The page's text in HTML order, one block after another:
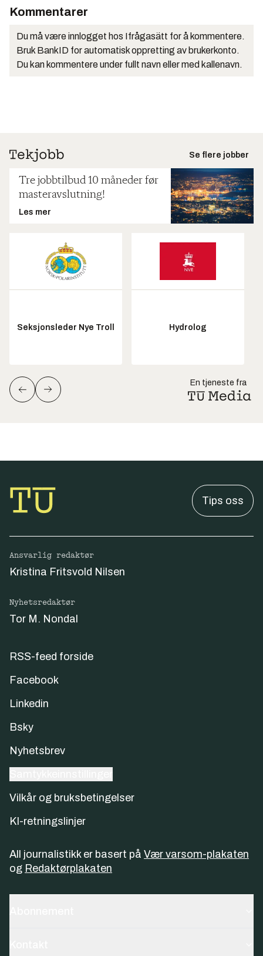
Kommentarer
Du må være innlogget hos Ifrågasätt for å kommentere.
Bruk BankID for automatisk oppretting av brukerkonto.
Du kan kommentere under fullt navn eller med kallenavn.
Se flere jobber
Tre jobbtilbud 10 måneder før
masteravslutning!
Les mer
Seksjonsleder Nye Troll Hydrolog
En tjeneste fra
Tips oss
Ansvarlig redaktør
Kristina Fritsvold Nilsen
Nyhetsredaktør
Tor M. Nondal
RSS-feed forside
Facebook
Linkedin
Bsky
Nyhetsbrev
Vilkår og bruksbetingelser
KI-retningslinjer
All journalistikk er basert på Vær varsom-plakaten
og Redaktørplakaten